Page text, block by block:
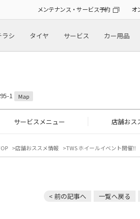
メンテナンス・サービス予約 オ
シ タイヤ サービス カー用品
1 Map
サービスメニュー 店舗おス
店舗おススメ情報 TWS ホイールイベント開催
< 前の記事へ 一覧へ戻る